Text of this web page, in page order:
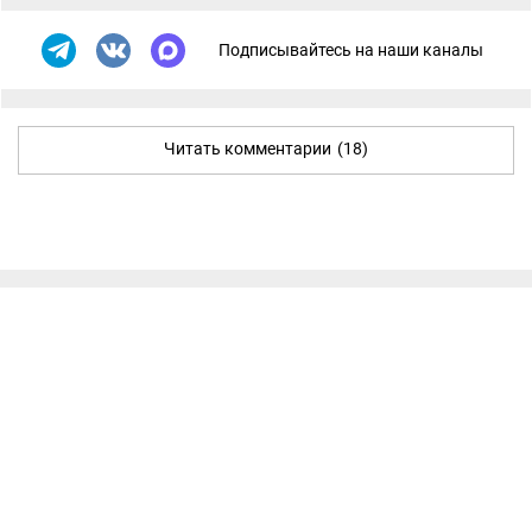
Подписывайтесь на наши каналы
Читать комментарии (18)